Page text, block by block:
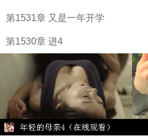
第1531章 又是一年开学
第1530章 进4